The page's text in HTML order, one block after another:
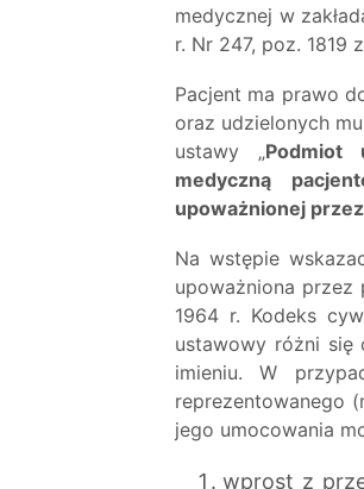
medycznej w
r. Nr 247, poz. 1819
Pacjent ma prawo
oraz udzielonych
ustawy „Podmiot
medyczną
upoważnionej
Na wstępie
upoważniona przez
1964 r. Kodeks
ustawowy różni się
imieniu. W
reprezentowanego
jego umocowania
wprost z